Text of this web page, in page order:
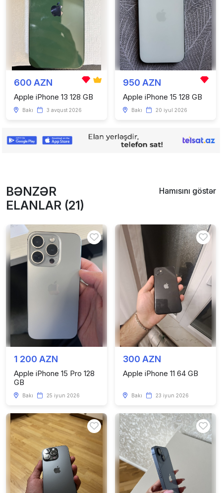
600 AZN
Apple iPhone 13 128 GB
Bakı 3 avqust 2026
950 AZN
Apple iPhone 15 128 GB
Bakı 20 iyul 2026
BƏNZƏR
ELANLAR (21)
Hamısını göstər
1 200 AZN
Apple iPhone 15 Pro 128
GB
Bakı 25 iyun 2026
300 AZN
Apple iPhone 11 64 GB
Bakı 23 iyun 2026